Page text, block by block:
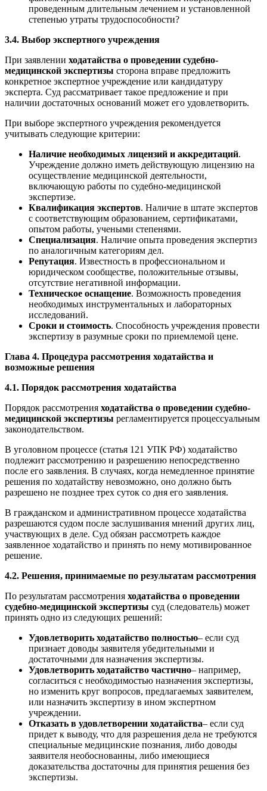
проведенным длительным лечением и установленной
степенью утраты трудоспособности?
3.4. Выбор экспертного учреждения
При заявлении ходатайства о проведении судебно-
медицинской экспертизы сторона вправе предложить
конкретное экспертное учреждение или кандидатуру
эксперта. Суд рассматривает такое предложение и при
наличии достаточных оснований может его удовлетворить.
При выборе экспертного учреждения рекомендуется
учитывать следующие критерии:
Наличие необходимых лицензий и аккредитаций.
Учреждение должно иметь действующую лицензию на
осуществление медицинской деятельности,
включающую работы по судебно-медицинской
экспертизе.
Квалификация экспертов. Наличие в штате экспертов
с соответствующим образованием, сертификатами,
опытом работы, учеными степенями.
Специализация. Наличие опыта проведения экспертиз
по аналогичным категориям дел.
Репутация. Известность в профессиональном и
юридическом сообществе, положительные отзывы,
отсутствие негативной информации.
Техническое оснащение. Возможность проведения
необходимых инструментальных и лабораторных
исследований.
Сроки и стоимость. Способность учреждения провести
экспертизу в разумные сроки по приемлемой цене.
Глава 4. Процедура рассмотрения ходатайства и
возможные решения
4.1. Порядок рассмотрения ходатайства
Порядок рассмотрения ходатайства о проведении судебно-
медицинской экспертизы регламентируется процессуальным
законодательством.
В уголовном процессе (статья 121 УПК РФ) ходатайство
подлежит рассмотрению и разрешению непосредственно
после его заявления. В случаях, когда немедленное принятие
решения по ходатайству невозможно, оно должно быть
разрешено не позднее трех суток со дня его заявления.
В гражданском и административном процессе ходатайства
разрешаются судом после заслушивания мнений других лиц,
участвующих в деле. Суд обязан рассмотреть каждое
заявленное ходатайство и принять по нему мотивированное
решение.
4.2. Решения, принимаемые по результатам рассмотрения
По результатам рассмотрения ходатайства о проведении
судебно-медицинской экспертизы суд (следователь) может
принять одно из следующих решений:
Удовлетворить ходатайство полностью– если суд
признает доводы заявителя убедительными и
достаточными для назначения экспертизы.
Удовлетворить ходатайство частично– например,
согласиться с необходимостью назначения экспертизы,
но изменить круг вопросов, предлагаемых заявителем,
или назначить экспертизу в ином экспертном
учреждении.
Отказать в удовлетворении ходатайства– если суд
придет к выводу, что для разрешения дела не требуются
специальные медицинские познания, либо доводы
заявителя необоснованны, либо имеющиеся
доказательства достаточны для принятия решения без
экспертизы.